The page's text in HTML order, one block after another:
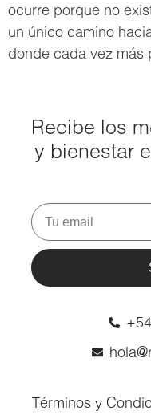
ocurre porque no
un único camino
donde cada vez
Recibe los
y bienestar
Términos y